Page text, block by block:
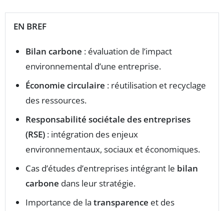
EN BREF
Bilan carbone : évaluation de l’impact
environnemental d’une entreprise.
Économie circulaire : réutilisation et recyclage
des ressources.
Responsabilité sociétale des entreprises
(RSE) : intégration des enjeux
environnementaux, sociaux et économiques.
Cas d’études d’entreprises intégrant le bilan
carbone dans leur stratégie.
Importance de la transparence et des